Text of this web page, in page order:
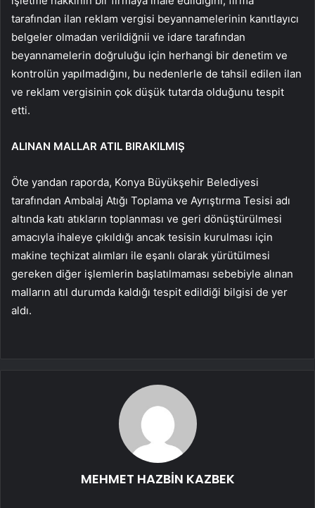
tarafından ilan reklam vergisi beyannamelerinin kanıtlayıcı
belgeler olmadan verildiğnii ve idare tarafından
beyannamelerin doğruluğu için herhangi bir denetim ve
kontrolün yapılmadığını, bu nedenlerle de tahsil edilen ilan
ve reklam vergisinin çok düşük tutarda olduğunu tespit
etti.
ALINAN MALLAR ATIL BIRAKILMIŞ
Öte yandan raporda, Konya Büyükşehir Belediyesi
tarafından Ambalaj Atığı Toplama ve Ayrıştırma Tesisi adı
altında katı atıkların toplanması ve geri dönüştürülmesi
amacıyla ihaleye çıkıldığı ancak tesisin kurulması için
makine teçhizat alımları ile eşanlı olarak yürütülmesi
gereken diğer işlemlerin başlatılmaması sebebiyle alınan
malların atıl durumda kaldığı tespit edildiği bilgisi de yer
aldı.
MEHMET HAZBİN KAZBEK